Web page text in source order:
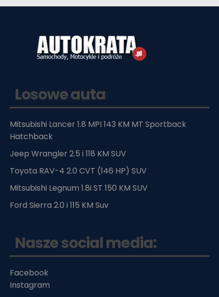
Losowe auta
Mitsubishi Lancer 1.8 MPI 143 KM MT Sportback
Hatchback
Jeep Wrangler 2.5 i 118 KM SUV
Toyota RAV-4 2.0 CVT (146 HP) SUV
Mitsubishi Legnum 1.8i ST 150 KM SUV
Ford Sierra 2.0 i 115 KM Suv
Nasze social media:
Facebook
Instagram